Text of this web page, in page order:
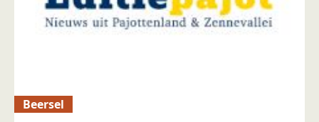
Beersel